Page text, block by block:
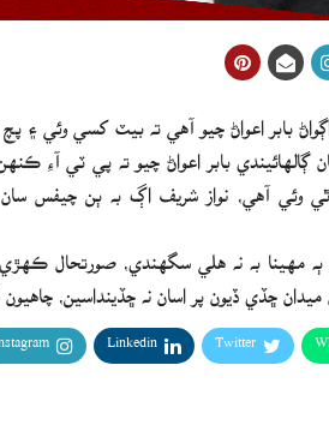
بابر اعواڻ چيو آهي ته بيٽ کسي وئي ۽ پچ
ڳالهائيندي بابر اعواڻ چيو ته پي ٽي آءِ
وئي آهي، نواز شريف اڳ به ٻن چيفس
مهينا به نه هلي سگهندي، صورتحال
ڇڏي ڏيون پر اسان نه ڇڏينداسين،
Twitter
Linkedin